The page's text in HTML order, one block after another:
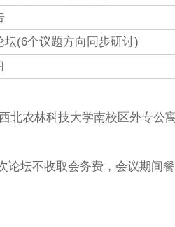
坛(6个议题方向同步研讨)
北农林科技大学南校区外专
坛不收取会务费，会议期间